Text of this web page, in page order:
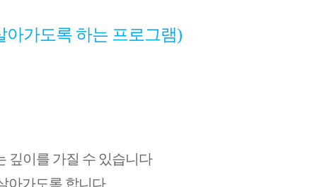
아가도록 하는 프로그램)
깊이를 가질 수 있습니다
아가도록 합니다